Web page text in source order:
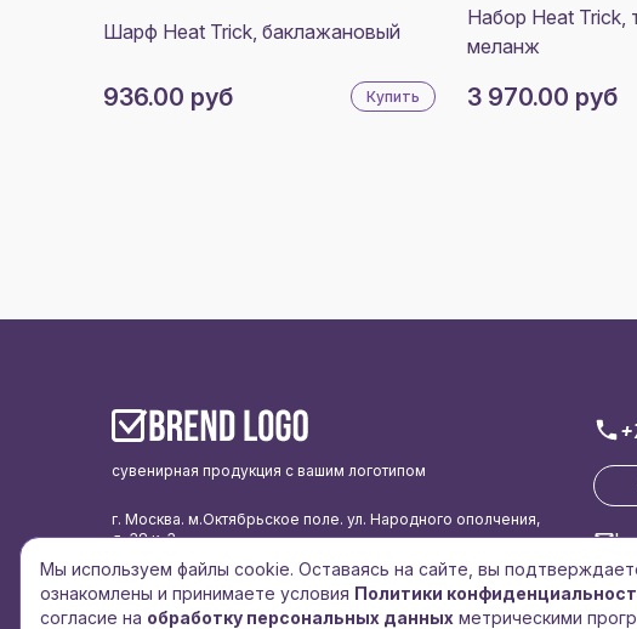
Шарф Heat Trick, баклажановый
936.00 руб Купить
Набор Heat Trick,
меланж
3 970.00 руб
сувенирная продукция с вашим логотипом
г. Москва. м.Октябрьское поле. ул. Народного ополчения,
д. 38 к. 3
подписаться на рассылку
политика конфиденциальности
Мы используем файлы cookie. Оставаясь на сайте, вы
ознакомлены и принимаете условия Политики
согласие на обработку персональных данных метрическими